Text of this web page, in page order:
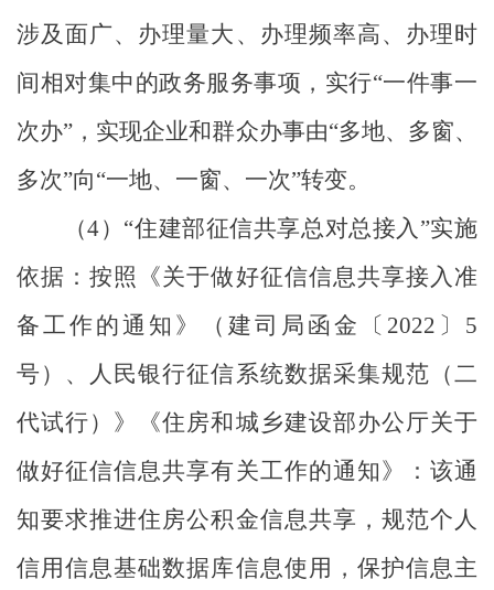
涉及面广、办理量大、办理频率高、办理时
间相对集中的政务服务事项，实行“一件事一
次办” ，实现企业和群众办事由“多地、多窗、
多次”向“一地、一窗、一次”转变。
（4） “住建部征信共享总对总接入 ”实施
依据：按照《关于做好征信信息共享接入准
备工作的通知》（建司局函金〔 2022 〕 5
号）、人民银行征信系统数据采集规范（二
代试行） 》《住房和城乡建设部办公厅关于
做好征信信息共享有关工作的通知》：该通
知要求推进住房公积金信息共享，规范个人
信用信息基础数据库信息使用，保护信息主